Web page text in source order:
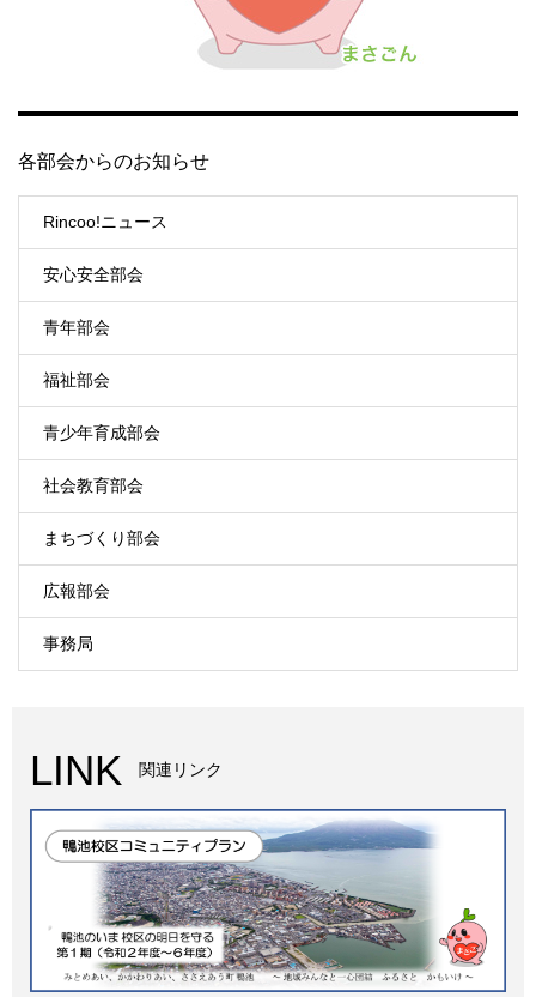
各部会からのお知らせ
Rincoo!ニュース
安心安全部会
青年部会
福祉部会
青少年育成部会
社会教育部会
まちづくり部会
広報部会
事務局
LINK 関連リンク